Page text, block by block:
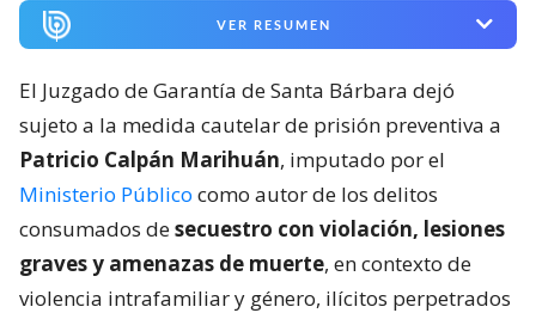
VER RESUMEN
El Juzgado de Garantía de Santa Bárbara dejó
sujeto a la medida cautelar de prisión preventiva a
Patricio Calpán Marihuán, imputado por el
Ministerio Público como autor de los delitos
consumados desecuestro con violación, lesiones
graves y amenazas de muerte, en contexto de
violencia intrafamiliar y género, ilícitos perpetrados